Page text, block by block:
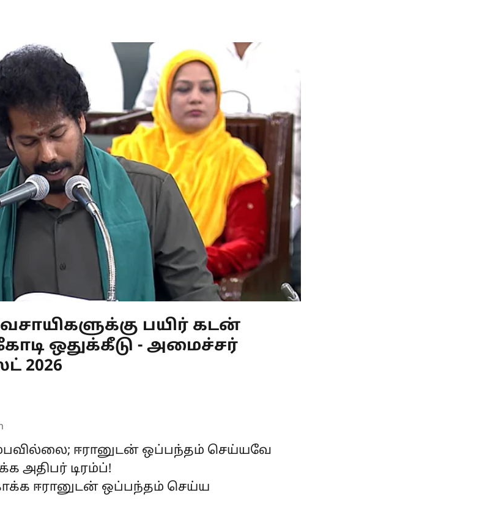
பயிர் கடன்
ஒதுக்கீடு - அமைச்சர்
2026
ஈரானுடன் ஒப்பந்தம் செய்யவே
அதிபர் டிரம்ப்!
ஈரானுடன் ஒப்பந்தம் செய்ய